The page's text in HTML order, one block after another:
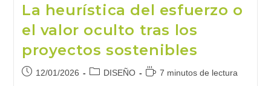
La heurística del esfuerzo o
el valor oculto tras los
proyectos sostenibles
Publicación
12/01/2026
Categoría
DISEÑO
Tiempo7 minutos de lectura